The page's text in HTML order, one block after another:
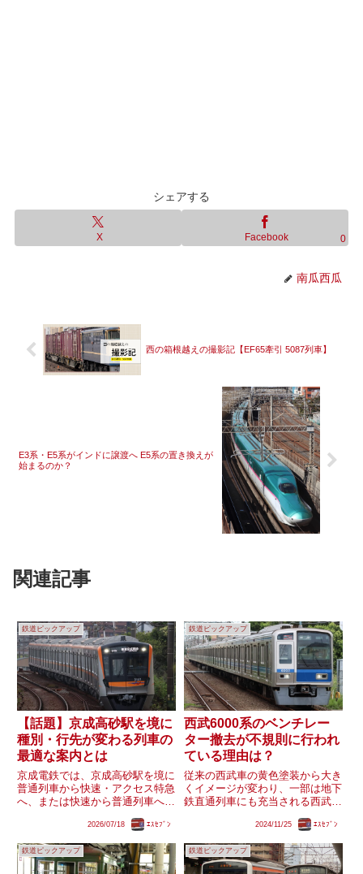
シェアする
X Facebook 0
南瓜西瓜
西の箱根越えの撮影記【EF65牽引 5087列車】
E3系・E5系がインドに譲渡へ E5系の置き換えが
始まるのか？
関連記事
鉄道ピックアップ
【話題】京成高砂駅を境に
種別・行先が変わる列車の
最適な案内とは
京成電鉄では、京成高砂駅を境に
普通列車から快速・アクセス特急
へ、または快速から普通列車へ種
発駅では「京成高砂行き」と案内
変更する方式が採られています。
一方、小田急電鉄や京王電鉄で
2026/07/18 ｴｽｾﾌﾞﾝ
鉄道ピックアップ
西武6000系のベンチレー
ター撤去が不規則に行われ
ている理由は？
従来の西武車の黄色塗装から大き
くイメージが変わり、一部は地下
鉄直通列車にも充当される西武
徐々にベンチレーター撤去が行わ
6153Fといった一部編成には一部
号車や一部箇所の...
2024/11/25 ｴｽｾﾌﾞﾝ
鉄道ピックアップ 鉄道ピックアップ